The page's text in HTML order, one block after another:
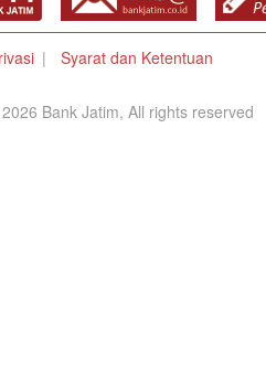
Syarat dan Ketentuan
Bank Jatim, All rights reserved